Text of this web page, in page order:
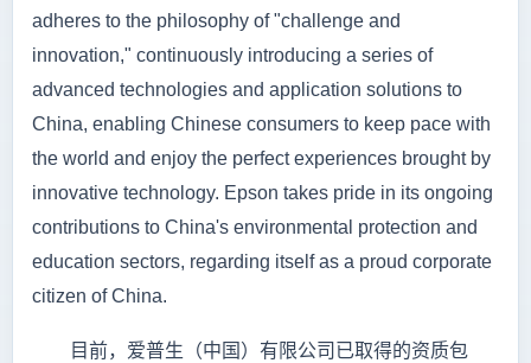
adheres to the philosophy of "challenge and
innovation," continuously introducing a series of
advanced technologies and application solutions to
China, enabling Chinese consumers to keep pace with
the world and enjoy the perfect experiences brought by
innovative technology. Epson takes pride in its ongoing
contributions to China's environmental protection and
education sectors, regarding itself as a proud corporate
citizen of China.
目前，爱普生（中国）有限公司已取得的资质包